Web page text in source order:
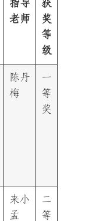
指导
老师
获
奖
等
级
陈丹
梅
一
等
奖
来小
孟
二
等